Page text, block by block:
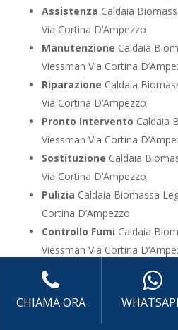
Assistenza Caldaia
Via Cortina D’Ampezzo
Manutenzione Caldaia
Viessman Via Cortina
Riparazione Caldaia
Via Cortina D’Ampezzo
Pronto Intervento Caldaia
Viessman Via Cortina
Sostituzione Caldaia
Via Cortina D’Ampezzo
Pulizia Caldaia Biomassa
Cortina D’Ampezzo
Controllo Fumi Caldaia
Viessman Via Cortina
Bollino Blu
Caldaia
Cortina D’Ampezzo
VenditaCaldaia Biomassa
Cortina D’Ampezzo
CHIAMA ORA